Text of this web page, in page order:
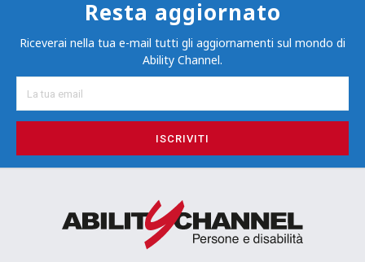
Resta aggiornato
Riceverai nella tua e-mail tutti gli aggiornamenti sul mondo di
Ability Channel.
ISCRIVITI